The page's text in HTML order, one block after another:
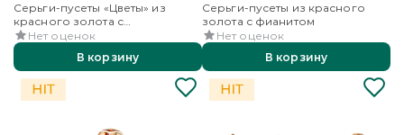
Серьги-пусеты «Цветы» из
красного золота с
бриллиантами
Нет оценок
В корзину
Серьги-пусеты из красного
золота с фианитом
Нет оценок
В корзину